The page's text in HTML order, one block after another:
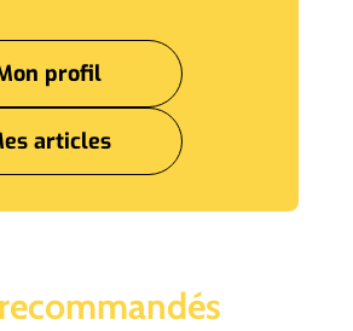
profil
articles
recommandés